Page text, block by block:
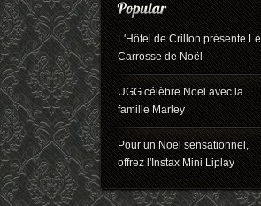
L'Hôtel de Crillon présente Le
Carrosse de Noël
UGG célèbre Noël avec la
famille Marley
Pour un Noël sensationnel,
offrez l'Instax Mini Liplay